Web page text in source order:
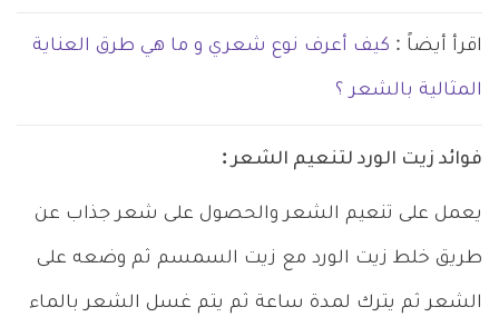
اقرأ أيضاً : كيف أعرف نوع شعري و ما هي طرق العناية
المثالية بالشعر ؟
فوائد زيت الورد لتنعيم الشعر :
يعمل على تنعيم الشعر والحصول على شعر جذاب عن
طريق خلط زيت الورد مع زيت السمسم ثم وضعه على
الشعر ثم يترك لمدة ساعة ثم يتم غسل الشعر بالماء